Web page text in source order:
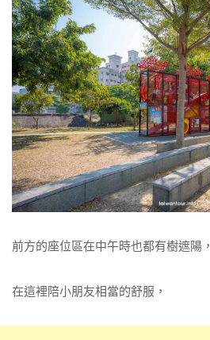
前方的座位區在中午時也都有樹遮陽，
在這裡陪小朋友相當的舒服，